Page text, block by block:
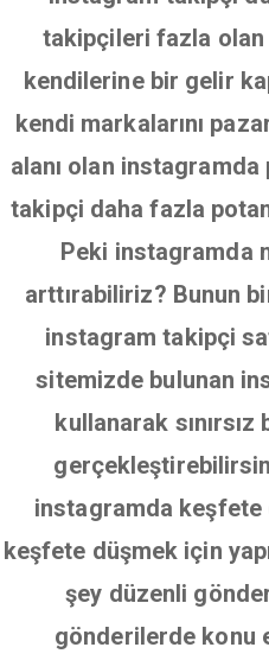
takipçileri fazla olan
kendilerine bir gelir
kendi markalarını
alanı olan
takipçi daha fazla
Peki instagramda
arttırabiliriz? Bunun
instagram takipçi
sitemizde bulunan
kullanarak
instagramda
keşfete düşmek için
şey düzenli
gönderilerde konu